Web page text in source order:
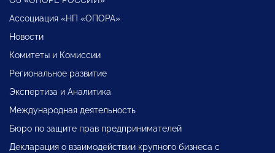
Ассоциация «НП «ОПОРА»
Новости
Комитеты и Комиссии
Региональное развитие
Экспертиза и Аналитика
Международная деятельность
Бюро по защите прав предпринимателей
Декларация о взаимодействии крупного бизнеса с